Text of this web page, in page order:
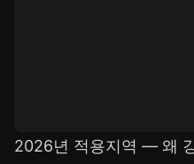
2026년 적용지역 — 왜